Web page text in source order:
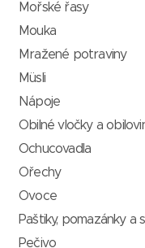
Mořské řasy
Mouka
Mražené potraviny
Müsli
Nápoje
Obilné vločky a
Ochucovadla
Ořechy
Ovoce
Paštiky, pomazánky a
Pečivo